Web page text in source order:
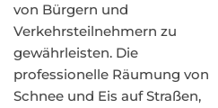
von Bürgern und
Verkehrsteilnehmern zu
gewährleisten. Die
professionelle Räumung von
Schnee und Eis auf Straßen,